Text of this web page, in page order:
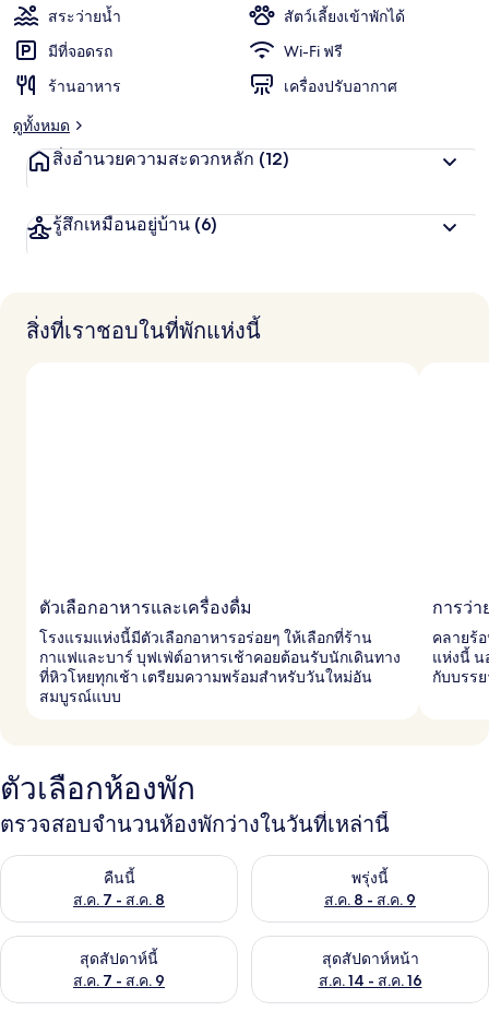
ชอบ
แ
น
น
สู
ง
จ
า
า
ง
สระว่ายน้ำ
สัตว์เลี้ยงเข้าพักได้
มีที่จอดรถ
Wi-Fi ฟรี
ร้านอาหาร
เครื่องปรับอากาศ
ดูทั้งหมด
สิ่งอำนวยความสะดวกหลัก (12)
รู้สึกเหมือนอยู่บ้าน (6)
สิ่งที่เราชอบในที่พักแห่งนี้
ตัวเลือกอาหารและเครื่องดื่ม
โรงแรมแห่งนี้มีตัวเลือกอาหารอร่อยๆ ให้เลือกที่ร้าน
กาแฟและบาร์ บุฟเฟ่ต์อาหารเช้าคอยต้อนรับนักเดินทาง
ที่หิวโหยทุกเช้า เตรียมความพร้อมสำหรับวันใหม่อัน
สมบูรณ์แบบ
การว่
คลายร้
แห่งนี้ น
กับบรร
ตัวเลือกห้องพัก
ตรวจสอบจำนวนห้องพักว่างในวันที่เหล่านี้
คืนนี้
ส.ค. 7 - ส.ค. 8
ตรวจสอบจำนวนห้องพักว่างในคืนนี้ ส.ค. 7 - ส.ค. 8พรุ่งนี้
ส.ค. 8 - ส.ค. 9
ตรวจสอบจำนวนห้องพักว่างใน
สุดสัปดาห์นี้
ส.ค. 7 - ส.ค. 9
ตรวจสอบจำนวนห้องพักว่างในสุดสัปดาห์นี้ ส.ค. 7 - ส.ค. 9
สุดสัปดาห์หน้า
ส.ค. 14 - ส.ค. 16
ตรวจสอบจำนวนห้องพักว่างใน